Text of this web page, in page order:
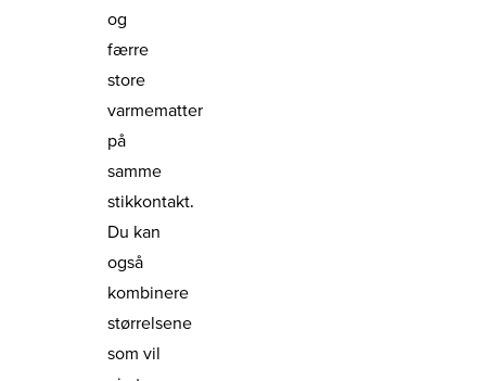
og
færre
store
varmematter
på
samme
stikkontakt.
Du kan
også
kombinere
størrelsene
som vil